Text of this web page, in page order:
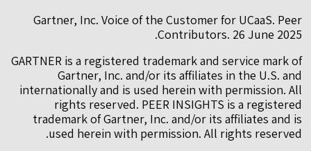
Gartner, Inc. Voice of the Customer for UCaaS. Peer
Contributors. 26 June 2025.
GARTNER is a registered trademark and service mark of
Gartner, Inc. and/or its affiliates in the U.S. and
internationally and is used herein with permission. All
rights reserved. PEER INSIGHTS is a registered
trademark of Gartner, Inc. and/or its affiliates and is
used herein with permission. All rights reserved.